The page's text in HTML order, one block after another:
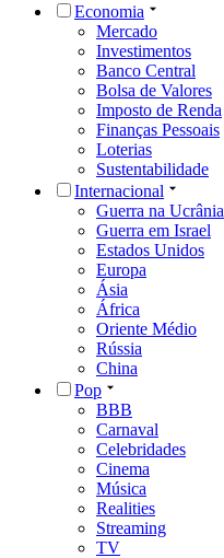
Economia
Mercado
Investimentos
Banco Central
Bolsa de Valores
Imposto de Renda
Finanças Pessoais
Loterias
Sustentabilidade
Internacional
Guerra na Ucrânia
Guerra em Israel
Estados Unidos
Europa
Ásia
África
Oriente Médio
Rússia
China
Pop
BBB
Carnaval
Celebridades
Cinema
Música
Realities
Streaming
TV